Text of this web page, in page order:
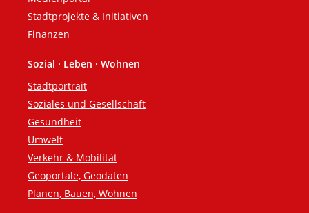
Stadtprojekte & Initiativen
Finanzen
Sozial · Leben · Wohnen
Stadtportrait
Soziales und Gesellschaft
Gesundheit
Umwelt
Verkehr & Mobilität
Geoportale, Geodaten
Planen, Bauen, Wohnen